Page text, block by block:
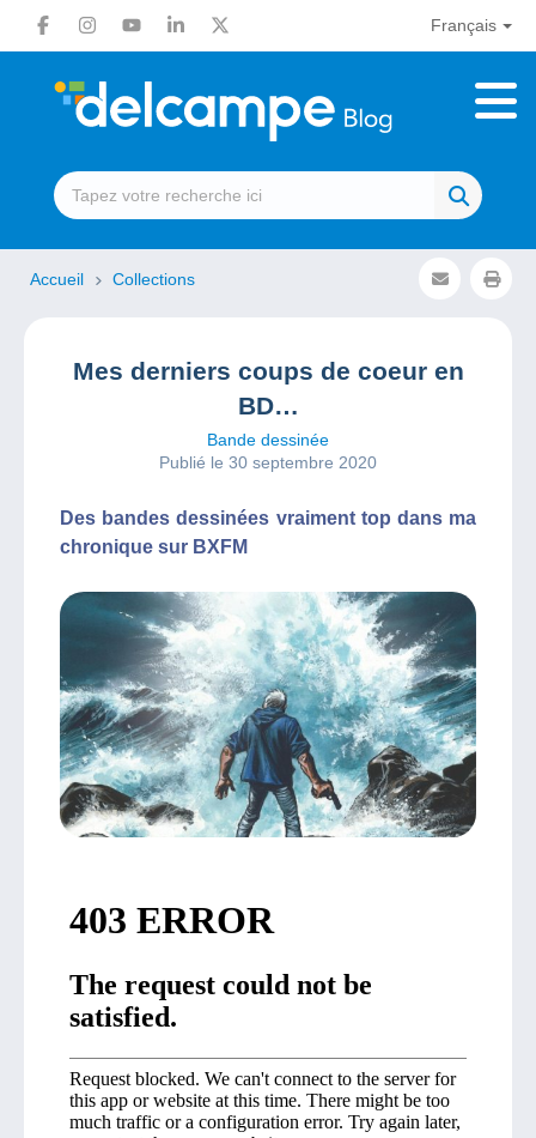
Français
Accueil Collections
Mes derniers coups de coeur en
BD…
Bande dessinée
Publié le 30 septembre 2020
Des bandes dessinées vraiment top dans ma
chronique sur BXFM